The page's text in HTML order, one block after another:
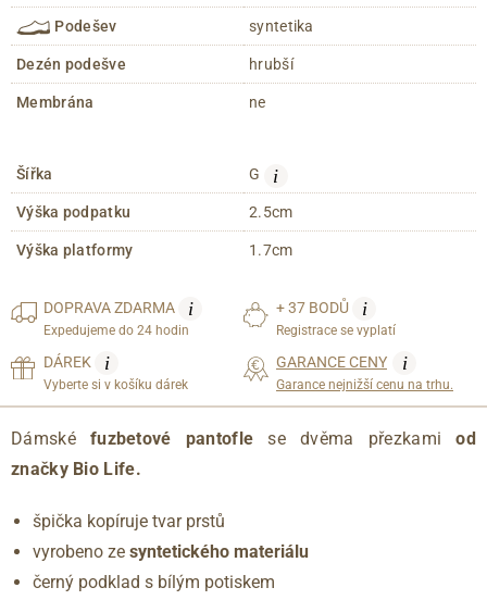
Podešev syntetika
Dezén podešve hrubší
Membrána ne
Šířka G i
Výška podpatku 2.5cm
Výška platformy 1.7cm
DOPRAVAZDARMA i
Expedujeme do 24 hodin
+ 37 BODŮ i
Registrace se vyplatí
DÁREK i
Vyberte si v košíku dárek
GARANCE CENY i
Garance nejnižší cenu na trhu.
Dámské fuzbetové pantofle se dvěma přezkamiod
značky Bio Life.
špička kopíruje tvar prstů
vyrobeno ze syntetického materiálu
černý podklad s bílým potiskem